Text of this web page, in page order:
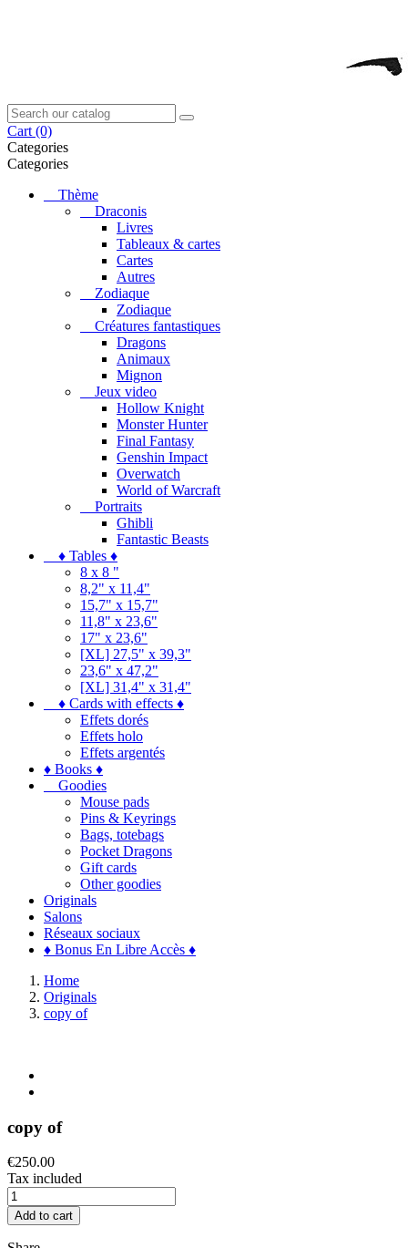
Cart (0)
Categories
Categories
Thème
Draconis
Livres
Tableaux & cartes
Cartes
Autres
Zodiaque
Zodiaque
Créatures fantastiques
Dragons
Animaux
Mignon
Jeux video
Hollow Knight
Monster Hunter
Final Fantasy
Genshin Impact
Overwatch
World of Warcraft
Portraits
Ghibli
Fantastic Beasts
♦ Tables ♦
8 x 8 "
8,2" x 11,4"
15,7" x 15,7"
11,8" x 23,6"
17" x 23,6"
[XL] 27,5" x 39,3"
23,6" x 47,2"
[XL] 31,4" x 31,4"
♦ Cards with effects ♦
Effets dorés
Effets holo
Effets argentés
♦ Books ♦
Goodies
Mouse pads
Pins & Keyrings
Bags, totebags
Pocket Dragons
Gift cards
Other goodies
Originals
Salons
Réseaux sociaux
♦ Bonus En Libre Accès ♦
Home
Originals
copy of
copy of
€250.00
Tax included
Add to cart